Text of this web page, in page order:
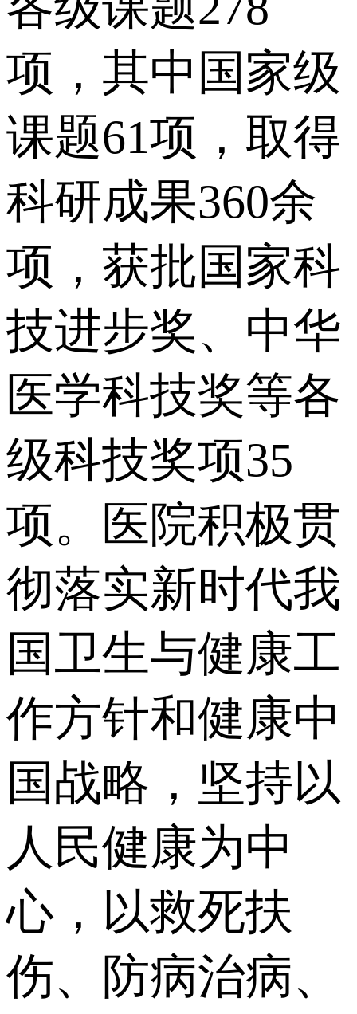
项，其中国家级
课题61项，取得
科研成果360余
项，获批国家科
技进步奖、中华
医学科技奖等各
级科技奖项35
项。医院积极贯
彻落实新时代我
国卫生与健康工
作方针和健康中
国战略，坚持以
人民健康为中
心，以救死扶
伤、防病治病、